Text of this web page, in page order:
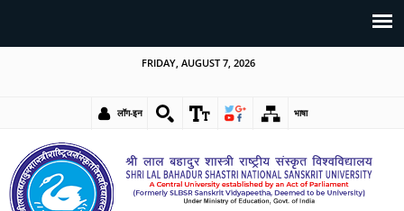
FRIDAY, AUGUST 7, 2026
लॉग-इन भाषा